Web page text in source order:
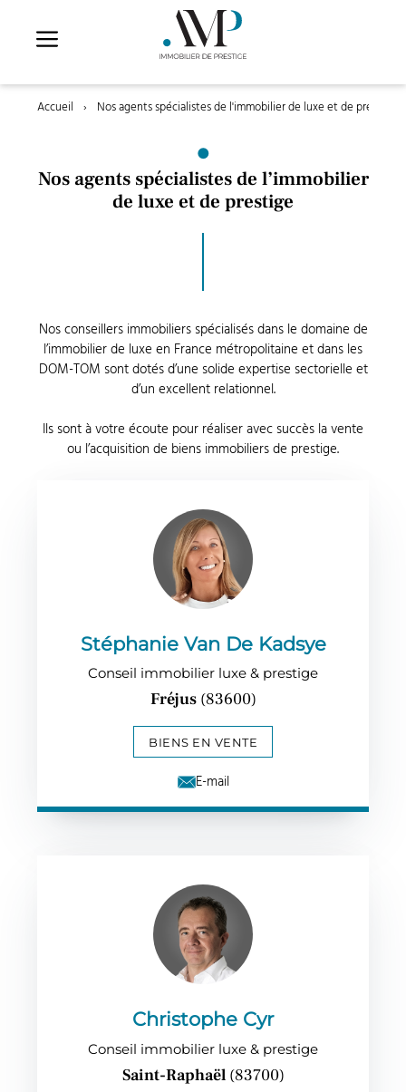
contenu
Accueil › Nos agents spécialistes de l'immobilier de luxe et de prestige
Nos agents spécialistes de l’immobilier
de luxe et de prestige
Nos conseillers immobiliers spécialisés dans le domaine de
l’immobilier de luxe en France métropolitaine et dans les
DOM-TOM sont dotés d’une solide expertise sectorielle et
d’un excellent relationnel.
Ils sont à votre écoute pour réaliser avec succès la vente
ou l’acquisition de biens immobiliers de prestige.
Stéphanie Van De Kadsye
Conseil immobilier luxe & prestige
Fréjus (83600)
BIENS EN VENTE
E-mail
Christophe Cyr
Conseil immobilier luxe & prestige
Saint-Raphaël (83700)